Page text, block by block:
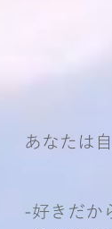
あなたは
-好きだか